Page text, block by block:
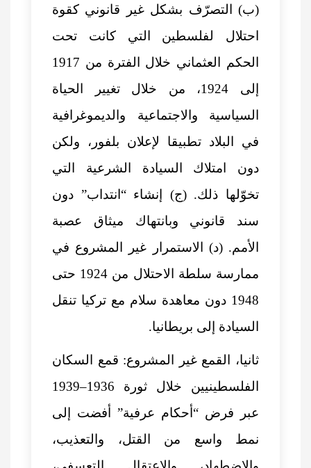
(ب) التصرّف بشكل غير قانوني كقوة
احتلال لفلسطين التي كانت تحت
الحكم العثماني خلال الفترة من 1917
إلى 1924، من خلال تغيير الحياة
السياسية والاجتماعية والديموغرافية
في البلاد تطبيقا لإعلان بلفور، ولكن
دون امتلاك السيادة الشرعية التي
تخوّلها ذلك. (ج) إنشاء “انتداب” دون
سند قانوني وبانتهاك ميثاق عصبة
الأمم. (د) الاستمرار غير المشروع في
ممارسة سلطة الاحتلال من 1924 حتى
1948 دون معاهدة سلام مع تركيا تنقل
السيادة إلى بريطانيا.
ثانيا، القمع غير المشروع: قمع السكان
الفلسطينيين خلال ثورة 1936–1939
عبر فرض “أحكام عرفية” أفضت إلى
نمط واسع من القتل، والتعذيب،